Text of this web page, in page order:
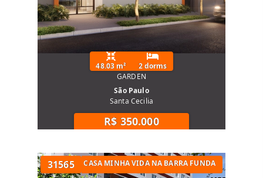
48.03 m²
2 dorms
GARDEN
São Paulo
Santa Cecilia
R$ 350.000
31565
APARTAMENTO MINHA CASA MINHA VIDA NA BARRA FUNDA